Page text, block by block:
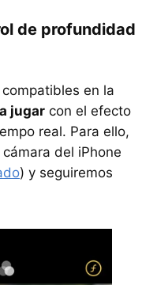
de profundidad
en la
jugar con el efecto
real. Para ello,
del iPhone
) y seguiremos